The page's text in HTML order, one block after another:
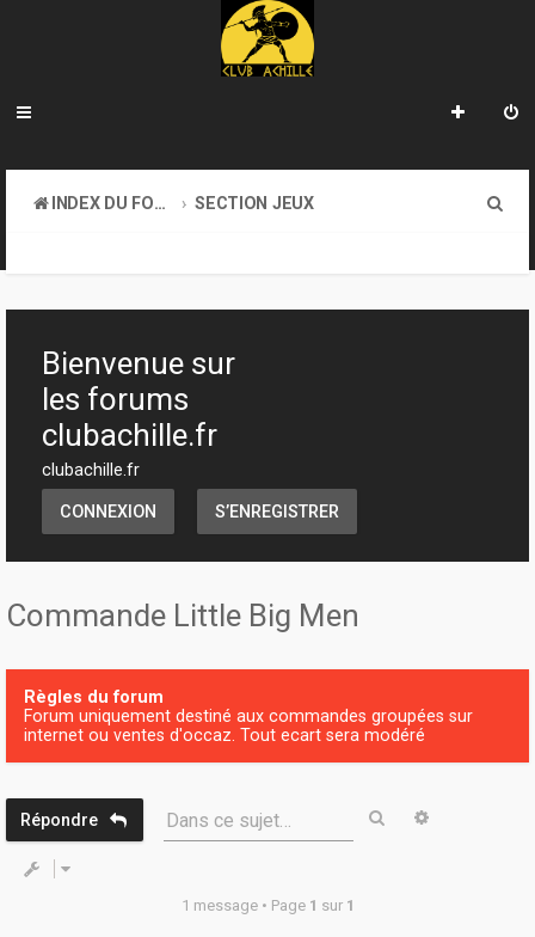
INDEX DU FORUM
SECTION JEUX
h
Bienvenue sur
les forums
clubachille.fr
clubachille.fr
CONNEXION S’ENREGISTRER
Commande Little Big Men
Règles du forum
Forum uniquement destiné aux commandes groupées sur
internet ou ventes d'occaz. Tout ecart sera modéré
Répondre Dans ce sujet… Rechercher
1 message • Page 1 sur 1